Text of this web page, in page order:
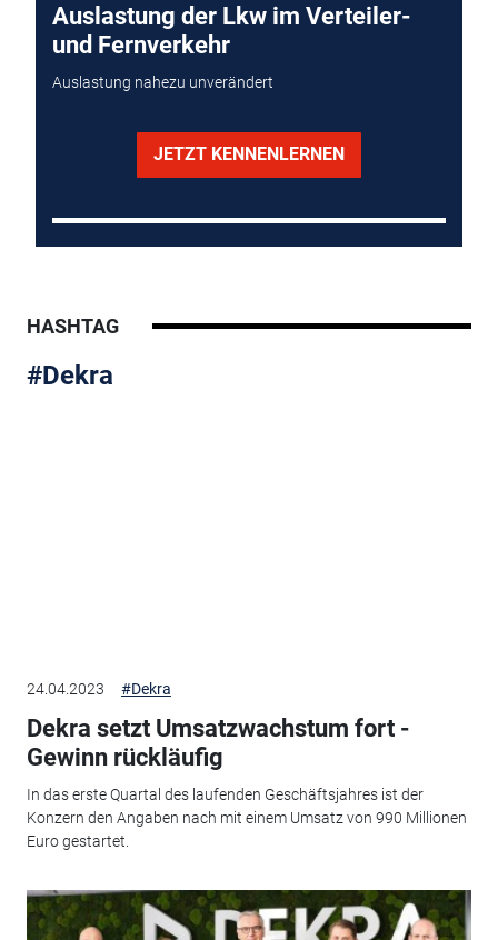
Auslastung der Lkw im Verteiler-
und Fernverkehr
Auslastung nahezu unverändert
JETZT KENNENLERNEN
HASHTAG
#Dekra
24.04.2023 #Dekra
Dekra setzt Umsatzwachstum fort -
Gewinn rückläufig
In das erste Quartal des laufenden Geschäftsjahres ist der
Konzern den Angaben nach mit einem Umsatz von 990 Millionen
Euro gestartet.